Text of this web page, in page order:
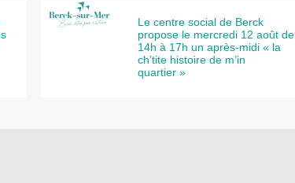
Le centre social de Berck
propose le mercredi 12 août de
14h à 17h un après-midi « la
ch’tite histoire de m’in
quartier »